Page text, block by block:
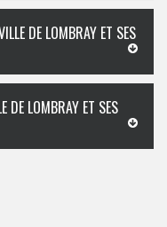
DE LOMBRAY ET SES
DE LOMBRAY ET SES